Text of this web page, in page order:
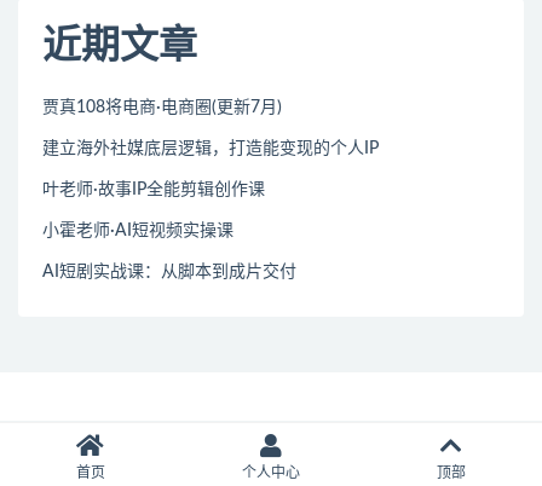
近期文章
贾真108将电商·电商圈(更新7月)
建立海外社媒底层逻辑，打造能变现的个人IP
叶老师·故事IP全能剪辑创作课
小霍老师·AI短视频实操课
AI短剧实战课：从脚本到成片交付
首页 个人中心 顶部